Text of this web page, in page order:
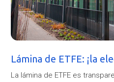
Lámina de ETFE: ¡la
La lámina de ETFE es